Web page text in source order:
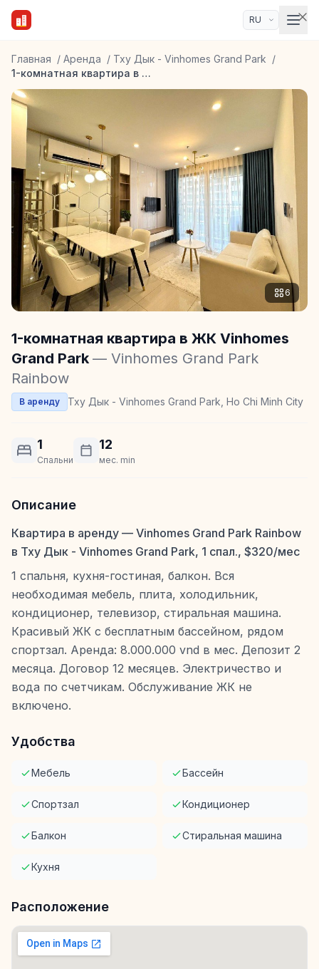
Главная / Аренда / Тху Дык - Vinhomes Grand Park /
1-комнатная квартира в ЖК Vinhomes Grand Park
6
1-комнатная квартира в ЖК Vinhomes
Grand Park — Vinhomes Grand Park
Rainbow
В аренду Тху Дык - Vinhomes Grand Park, Ho Chi Minh City
1
Спальни
12
мес. min
Описание
Квартира в аренду — Vinhomes Grand Park Rainbow
в Тху Дык - Vinhomes Grand Park, 1 спал., $320/мес
1 спальня, кухня-гостиная, балкон. Вся
необходимая мебель, плита, холодильник,
кондиционер, телевизор, стиральная машина.
Красивый ЖК с бесплатным бассейном, рядом
спортзал. Аренда: 8.000.000 vnd в мес. Депозит 2
месяца. Договор 12 месяцев. Электричество и
вода по счетчикам. Обслуживание ЖК не
включено.
Удобства
Мебель Бассейн
Спортзал Кондиционер
Балкон Стиральная машина
Кухня
Расположение